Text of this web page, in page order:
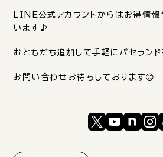
LINE公式アカウントからはお得情
います♪
おともだち追加して手軽にパセラン
お問い合わせお待ちしております😊